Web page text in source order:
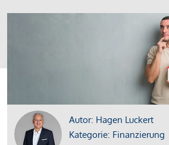
Autor: Hagen Luckert
Kategorie: Finanzierung